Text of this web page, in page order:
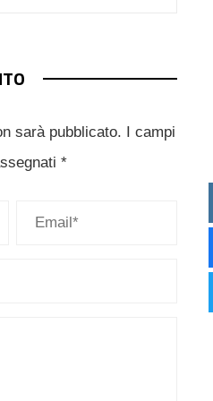
sarà pubblicato. I campi
*